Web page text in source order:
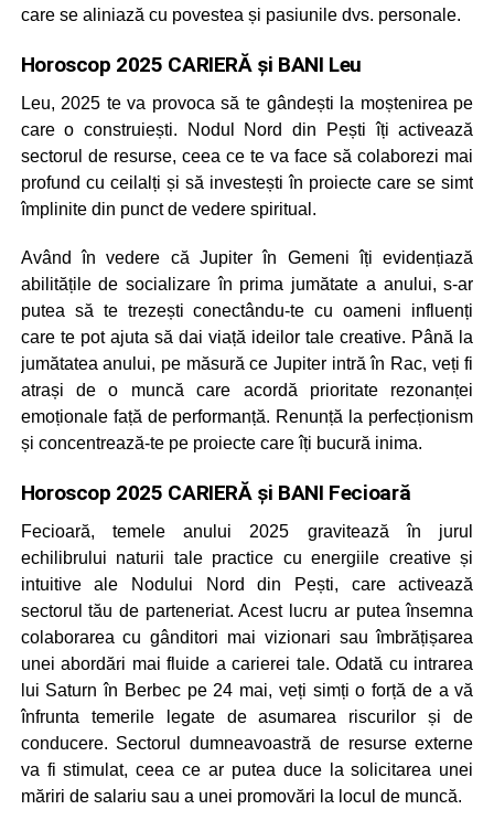
care se aliniază cu povestea și pasiunile dvs. personale.
Horoscop 2025 CARIERĂ și BANI Leu
Leu, 2025 te va provoca să te gândești la moștenirea pe
care o construiești. Nodul Nord din Pești îți activează
sectorul de resurse, ceea ce te va face să colaborezi mai
profund cu ceilalți și să investești în proiecte care se simt
împlinite din punct de vedere spiritual.
Având în vedere că Jupiter în Gemeni îți evidențiază
abilitățile de socializare în prima jumătate a anului, s-ar
putea să te trezești conectându-te cu oameni influenți
care te pot ajuta să dai viață ideilor tale creative. Până la
jumătatea anului, pe măsură ce Jupiter intră în Rac, veți fi
atrași de o muncă care acordă prioritate rezonanței
emoționale față de performanță. Renunță la perfecționism
și concentrează-te pe proiecte care îți bucură inima.
Horoscop 2025 CARIERĂ și BANI Fecioară
Fecioară, temele anului 2025 gravitează în jurul
echilibrului naturii tale practice cu energiile creative și
intuitive ale Nodului Nord din Pești, care activează
sectorul tău de parteneriat. Acest lucru ar putea însemna
colaborarea cu gânditori mai vizionari sau îmbrățișarea
unei abordări mai fluide a carierei tale. Odată cu intrarea
lui Saturn în Berbec pe 24 mai, veți simți o forță de a vă
înfrunta temerile legate de asumarea riscurilor și de
conducere. Sectorul dumneavoastră de resurse externe
va fi stimulat, ceea ce ar putea duce la solicitarea unei
măriri de salariu sau a unei promovări la locul de muncă.